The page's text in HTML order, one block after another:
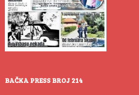
BAČKA PRESS BROJ 214